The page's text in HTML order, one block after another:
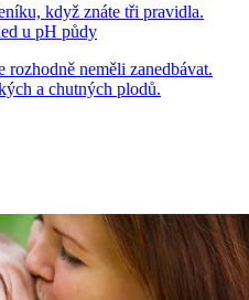
když znáte tři pravidla.
u pH půdy
neměli zanedbávat.
a chutných plodů.